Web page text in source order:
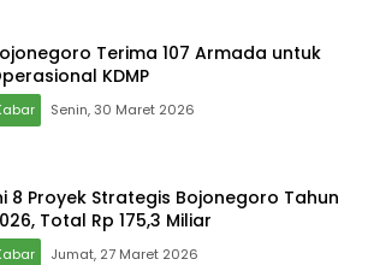
Terima 107 Armada untuk
KDMP
Senin, 30 Maret 2026
8 Proyek Strategis Bojonegoro Tahun
Total Rp 175,3 Miliar
Jumat, 27 Maret 2026